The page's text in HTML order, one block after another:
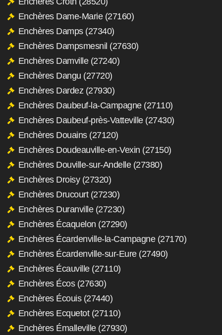
Enchères Dame-Marie (27160)
Enchères Damps (27340)
Enchères Dampsmesnil (27630)
Enchères Damville (27240)
Enchères Dangu (27720)
Enchères Dardez (27930)
Enchères Daubeuf-la-Campagne (27110)
Enchères Daubeuf-près-Vatteville (27430)
Enchères Douains (27120)
Enchères Doudeauville-en-Vexin (27150)
Enchères Douville-sur-Andelle (27380)
Enchères Droisy (27320)
Enchères Drucourt (27230)
Enchères Duranville (27230)
Enchères Écaquelon (27290)
Enchères Écardenville-la-Campagne (27170)
Enchères Écardenville-sur-Eure (27490)
Enchères Écauville (27110)
Enchères Écos (27630)
Enchères Écouis (27440)
Enchères Ecquetot (27110)
Enchères Émalleville (27930)